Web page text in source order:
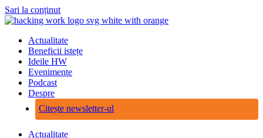
Sari la conținut
Actualitate
Beneficii istețe
Ideile HW
Evenimente
Podcast
Despre
Citește newsletter-ul
Actualitate